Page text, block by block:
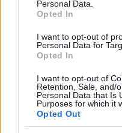
Personal Data.
Opted In
I want to opt-out of
Personal Data for
Opted In
I want to opt-out of
Retention, Sale, and/
Personal Data that Is
Purposes for which it
Opted Out